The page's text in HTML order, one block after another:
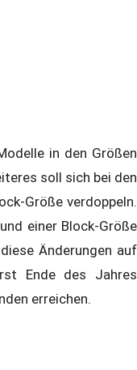
in den Größen
soll sich bei den
Größe verdoppeln.
einer Block-Größe
Änderungen auf
Ende des Jahres
erreichen.